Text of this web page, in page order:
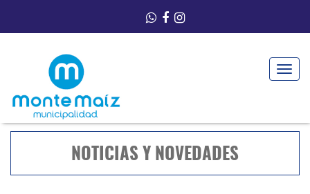
Toggle
NOTICIAS Y NOVEDADES